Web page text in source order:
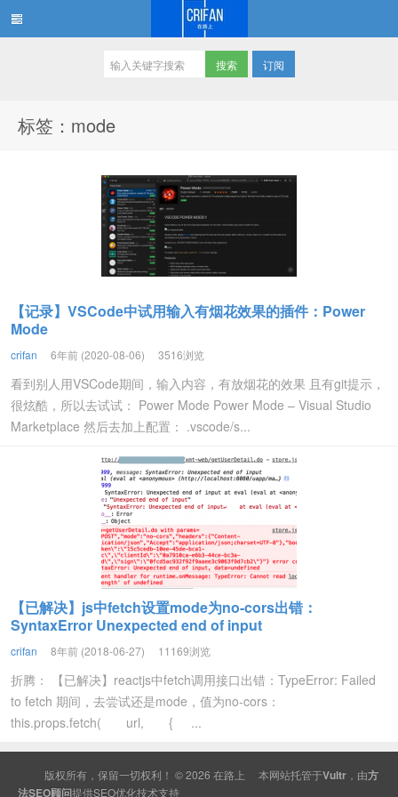
订阅
标签：mode
【记录】VSCode中试用输入有烟花效果的插件：Power
Mode
crifan 6年前 (2020-08-06) 3516浏览
看到别人用VSCode期间，输入内容，有放烟花的效果 且有git提示，
很炫酷，所以去试试： Power Mode Power Mode – Visual Studio
Marketplace 然后去加上配置： .vscode/s...
【已解决】js中fetch设置mode为no-cors出错：
SyntaxError Unexpected end of input
crifan 8年前 (2018-06-27) 11169浏览
折腾： 【已解决】reactjs中fetch调用接口出错：TypeError: Failed
to fetch 期间，去尝试还是mode，值为no-cors：
this.props.fetch( url, { ...
版权所有，保留一切权利！ © 2026 在路上 本网站托管于Vultr ，由方
法SEO顾问提供SEO优化技术支持